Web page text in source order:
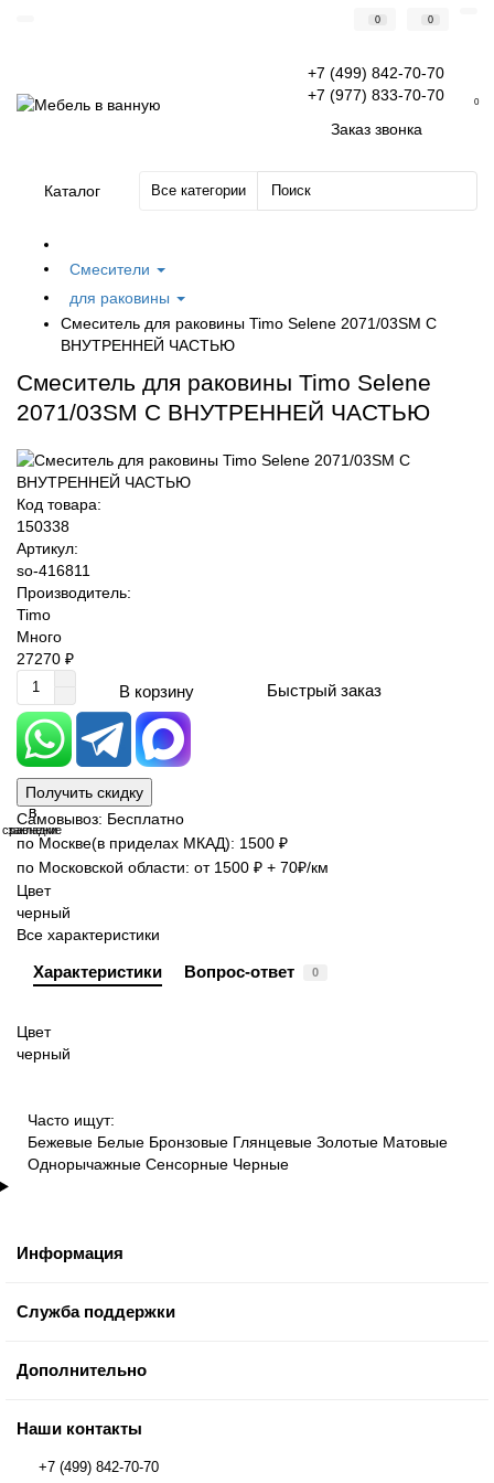
0 0
+7 (499) 842-70-70
+7 (977) 833-70-70
Заказ звонка
0
Каталог Все категории
Смесители
для раковины
Смеситель для раковины Timo Selene 2071/03SM С
ВНУТРЕННЕЙ ЧАСТЬЮ
Смеситель для раковины Timo Selene
2071/03SM С ВНУТРЕННЕЙ ЧАСТЬЮ
Код товара:
150338
Артикул:
so-416811
Производитель:
Timo
Много
27270 ₽
В корзину Быстрый заказ
Получить скидку
В
закладки
В
сравнение
Самовывоз: Бесплатно
по Москве(в приделах МКАД): 1500 ₽
по Московской области: от 1500 ₽ + 70₽/км
Цвет
черный
Все характеристики
Характеристики Вопрос-ответ 0
Цвет
черный
Часто ищут:
Бежевые Белые Бронзовые Глянцевые Золотые Матовые
Однорычажные Сенсорные Черные
Информация
Служба поддержки
Дополнительно
Наши контакты
+7 (499) 842-70-70